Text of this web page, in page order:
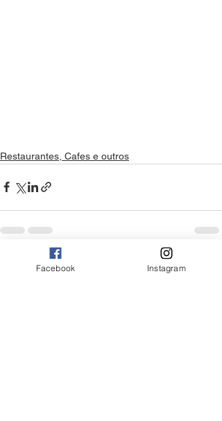
Restaurantes, Cafes e outros
Posts Relacionados Ver tudo
Facebook Instagram